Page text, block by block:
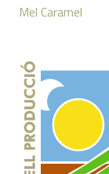
Mel Caramel